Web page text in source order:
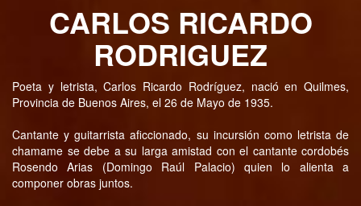
CARLOS RICARDO
RODRIGUEZ
Poeta y letrista, Carlos Ricardo Rodríguez, nació en Quilmes,
Provincia de Buenos Aires, el 26 de Mayo de 1935.
Cantante y guitarrista aficcionado, su incursión como letrista de
chamame se debe a su larga amistad con el cantante cordobés
Rosendo Arias (Domingo Raúl Palacio) quien lo alienta a
componer obras juntos.